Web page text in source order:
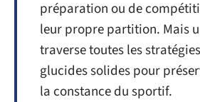
préparation ou de
leur propre partition. Mais
traverse toutes les
glucides solides pour
la constance du sportif.